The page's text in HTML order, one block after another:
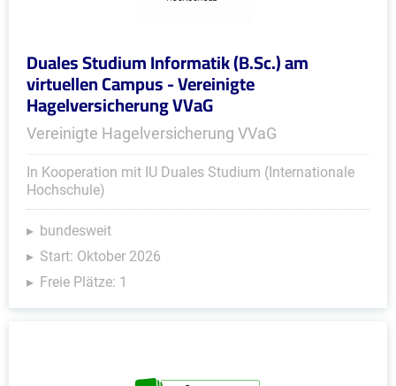
Duales Studium Informatik (B.Sc.) am
virtuellen Campus - Vereinigte
Hagelversicherung VVaG
Vereinigte Hagelversicherung VVaG
In Kooperation mit IU Duales Studium (Internationale
Hochschule)
bundesweit
Start: Oktober 2026
Freie Plätze: 1